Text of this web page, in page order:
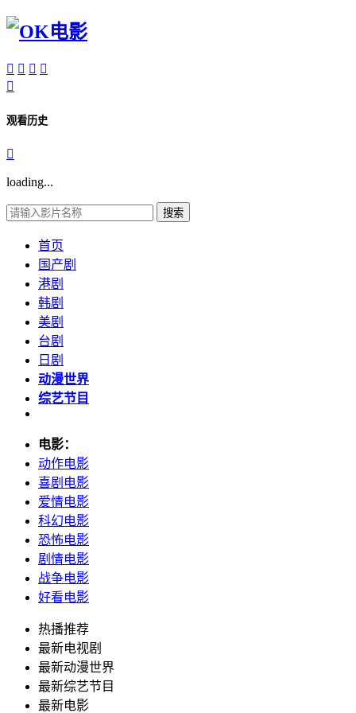
   

观看历史

loading...
搜索
首页
国产剧
港剧
韩剧
美剧
台剧
日剧
动漫世界
综艺节目
电影：
动作电影
喜剧电影
爱情电影
科幻电影
恐怖电影
剧情电影
战争电影
好看电影
热播推荐
最新电视剧
最新动漫世界
最新综艺节目
最新电影